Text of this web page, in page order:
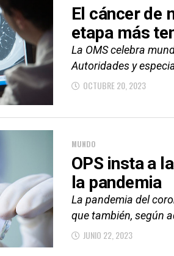
El cáncer de
etapa más
La OMS celebra
Autoridades y
OCTUBRE 20, 2023
MUNDO
OPS insta a
la pandemia
La pandemia del
que también, según
JUNIO 22, 2023